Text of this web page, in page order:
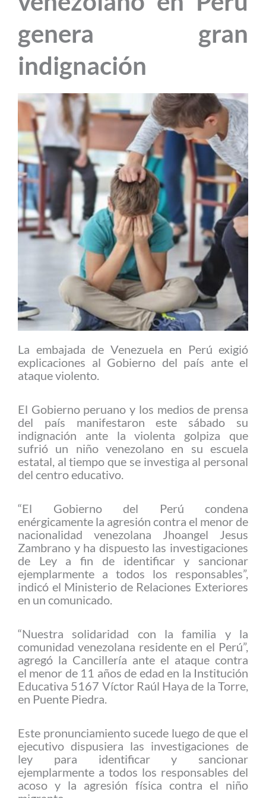
genera gran
indignación
La embajada de Venezuela en Perú exigió
explicaciones al Gobierno del país ante el
ataque violento.
El Gobierno peruano y los medios de prensa
del país manifestaron este sábado su
indignación ante la violenta golpiza que
sufrió un niño venezolano en su escuela
estatal, al tiempo que se investiga al personal
del centro educativo.
“El Gobierno del Perú condena
enérgicamente la agresión contra el menor de
nacionalidad venezolana Jhoangel Jesus
Zambrano y ha dispuesto las investigaciones
de Ley a fin de identificar y sancionar
ejemplarmente a todos los responsables”,
indicó el Ministerio de Relaciones Exteriores
en un comunicado.
“Nuestra solidaridad con la familia y la
comunidad venezolana residente en el Perú”,
agregó la Cancillería ante el ataque contra
el menor de 11 años de edad en la Institución
Educativa 5167 Víctor Raúl Haya de la Torre,
en Puente Piedra.
Este pronunciamiento sucede luego de que el
ejecutivo dispusiera las investigaciones de
ley para identificar y sancionar
ejemplarmente a todos los responsables del
acoso y la agresión física contra el niño